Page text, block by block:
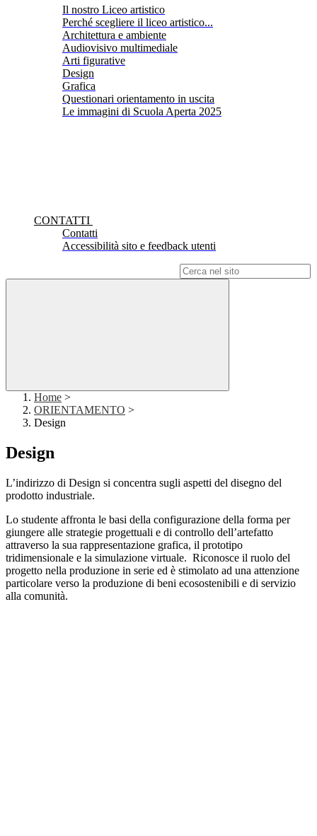
Il nostro Liceo artistico
Perché scegliere il liceo artistico...
Architettura e ambiente
Audiovisivo multimediale
Arti figurative
Design
Grafica
Questionari orientamento in uscita
Le immagini di Scuola Aperta 2025
CONTATTI
Contatti
Accessibilità sito e feedback utenti
Home >
ORIENTAMENTO >
Design
Design
L’indirizzo di Design si concentra sugli aspetti del disegno del
prodotto industriale.
Lo studente affronta le basi della configurazione della forma per
giungere alle strategie progettuali e di controllo dell’artefatto
attraverso la sua rappresentazione grafica, il prototipo
tridimensionale e la simulazione virtuale. Riconosce il ruolo del
progetto nella produzione in serie ed è stimolato ad una attenzione
particolare verso la produzione di beni ecosostenibili e di servizio
alla comunità.